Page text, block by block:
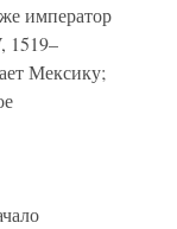
император
1519–
Мексику;